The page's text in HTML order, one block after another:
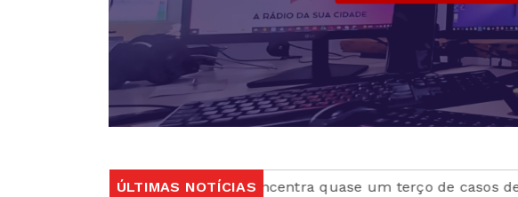
ÚLTIMAS NOTÍCIAS
Rio concentra quase um terço de casos de exercício